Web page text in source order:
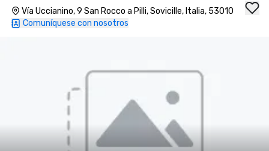
Vía Uccianino, 9 San Rocco a Pilli, Sovicille, Italia, 53010
Comuníquese con nosotros